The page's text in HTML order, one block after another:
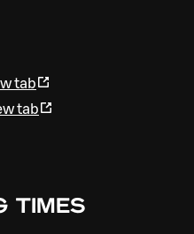
tab
tab
TIMES